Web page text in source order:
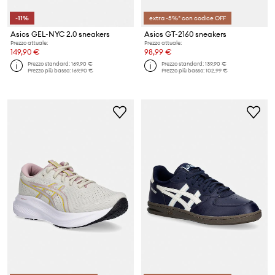
-11%
Asics GEL-NYC 2.0 sneakers
Prezzo attuale:
149,90 €
Prezzo standard:169,90 €
Prezzo più basso:169,90 €
extra -5%* con codice OFF
Asics GT-2160 sneakers
Prezzo attuale:
98,99 €
Prezzo standard:139,90 €
Prezzo più basso:102,99 €